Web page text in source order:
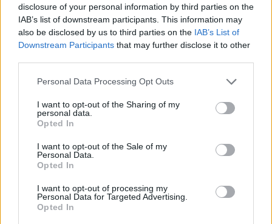
disclosure of your personal information by third parties on the
IAB’s list of downstream participants. This information may
also be disclosed by us to third parties on the IAB’s List of
Downstream Participants that may further disclose it to other
Personal Data Processing Opt Outs
I want to opt-out of the Sharing of my
personal data.
Opted In
I want to opt-out of the Sale of my
Personal Data.
Opted In
I want to opt-out of processing my
Personal Data for Targeted Advertising.
Opted In
Esperaria a tener varios roces mas en el parachoques y una vez
al año dar un parte para que me lo pinten...
Por un parte de pintura basicamente , no creo que te quiten
pero si pagas un todo riesgo es para algo.
Si lo que te bonifican te lo gastas en pagar tu el Roce que te as
echo , para que quieres la bonificacion...
En fin ese es lo que yo pienso....
© By Joselito
Responder